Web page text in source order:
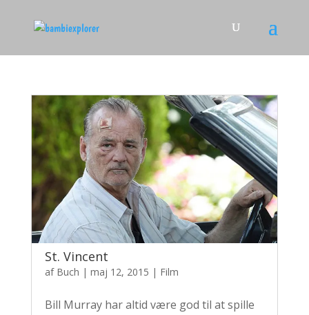
St. Vincent
af Buch | maj 12, 2015 | Film
Bill Murray har altid være god til at spille